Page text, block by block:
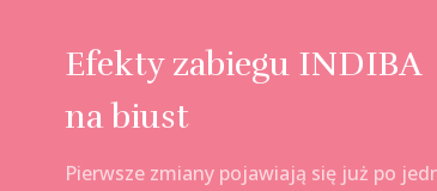
Efekty zabiegu INDIBA
na biust
Pierwsze zmiany pojawiają się już po